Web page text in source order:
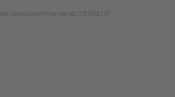
conducimetriche variab (28746LLV)